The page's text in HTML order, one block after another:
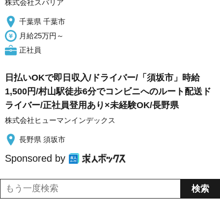
株式会社スパリア
千葉県 千葉市
月給25万円～
正社員
日払いOKで即日収入/ドライバー/「須坂市」時給
1,500円/村山駅徒歩6分でコンビニへのルート配送ド
ライバー/正社員登用あり×未経験OK/長野県
株式会社ヒューマンインデックス
長野県 須坂市
Sponsored by